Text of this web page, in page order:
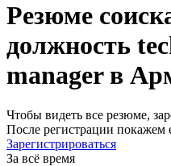
Резюме
должность
manager в
Чтобы видеть все резюме,
После регистрации покажем
Зарегистрироваться
За всё время